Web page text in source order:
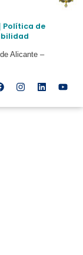
| Política de
Alicante –